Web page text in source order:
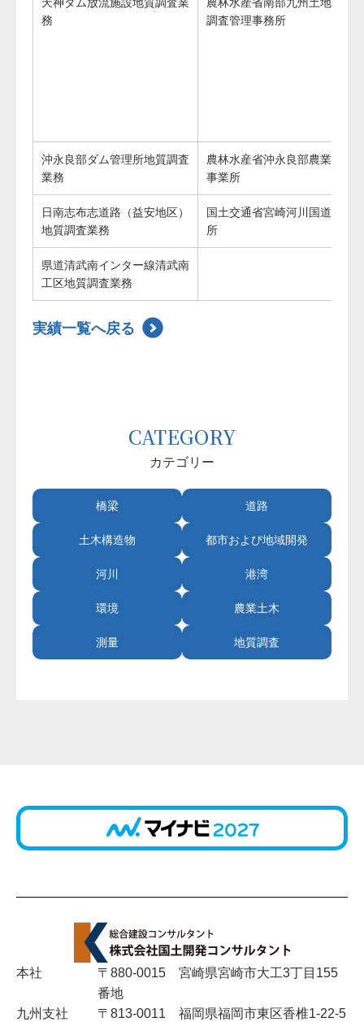
務
調査管理事務所
沖永良部ダム管理所地質調査
業務
農林水産省沖永良部農業水利
事業所
日南志布志道路（益安地区）
地質調査業務
国土交通省宮崎河川国道事務
所
県道清武南インター線清武南
工区地質調査業務
実績一覧へ戻る
CATEGORY
カテゴリー
橋梁 道路
土木構造物 都市および地域開発
河川 港湾
環境 農業土木
測量 地質調査
本社
〒880-0015 宮崎県宮崎市大工3丁目155
番地
九州支社
〒813-0011 福岡県福岡市東区香椎1-22-5